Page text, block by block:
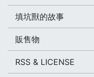
填坑獸的故事
販售物
RSS & LICENSE